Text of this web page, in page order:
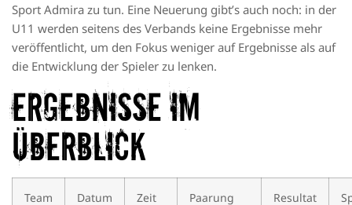
Sport Admira zu tun. Eine Neuerung gibt’s auch noch: in der
U11 werden seitens des Verbands keine Ergebnisse mehr
veröffentlicht, um den Fokus weniger auf Ergebnisse als auf
die Entwicklung der Spieler zu lenken.
ERGEBNISSE IM
ÜBERBLICK
Team Datum Zeit Paarung Resultat